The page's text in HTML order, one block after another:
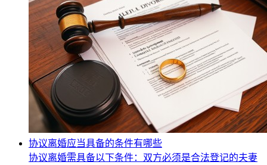
协议离婚应当具备的条件有哪些
协议离婚需具备以下条件：双方必须是合法登记的夫妻